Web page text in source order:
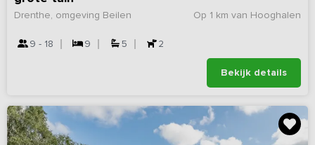
Op 1 km van Hooghalen
Drenthe, omgeving Beilen
9 - 18 9 5 2
Bekijk details